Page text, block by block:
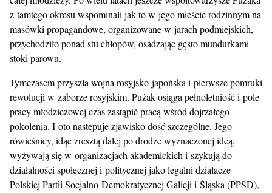
z tamtego okresu wspominali jak to w jego mieście rodzinnym na
masówki propagandowe, organizowane w jarach podmiejskich,
przychodziło ponad stu chłopów, osadzając gęsto mundurkami
stoki parowu.
Tymczasem przyszła wojna rosyjsko-japońska i pierwsze pomruki
rewolucji w zaborze rosyjskim. Pużak osiąga pełnoletniość i pole
pracy młodzieżowej czas zastąpić pracą wśród dojrzałego
pokolenia. I oto następuje zjawisko dość szczególne. Jego
rówieśnicy, idąc zresztą dalej po drodze wyznaczonej ideą,
wyżywają się w organizacjach akademickich i szykują do
działalności społecznej i politycznej jako legalni działacze
Polskiej Partii Socjalno-Demokratycznej Galicji i Śląska (PPSD),